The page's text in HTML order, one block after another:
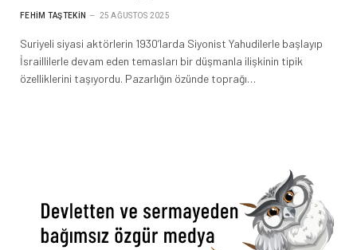
FEHIM TAŞTEKIN 25 AĞUSTOS 2025
Suriyeli siyasi aktörlerin 1930’larda Siyonist Yahudilerle başlayıp
İsraillilerle devam eden temasları bir düşmanla ilişkinin tipik
özelliklerini taşıyordu. Pazarlığın özünde toprağı…